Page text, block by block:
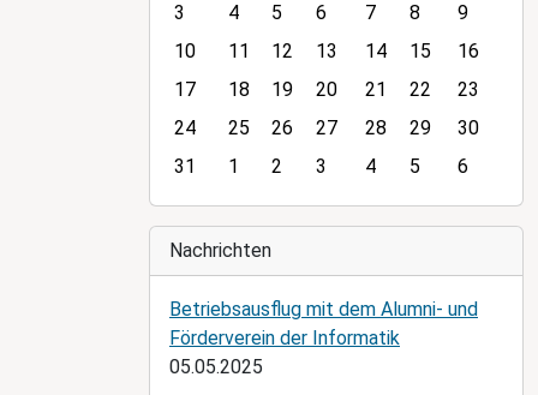
n
t
h
8
3
4 5 6 7 8
9
10
11 12 13 14 15
16
17
18 19 20 21 22
23
24
25 26 27 28 29
30
31
1 2 3 4 5 6
Nachrichten
Betriebsausflug mit dem Alumni- und
Förderverein der Informatik
05.05.2025